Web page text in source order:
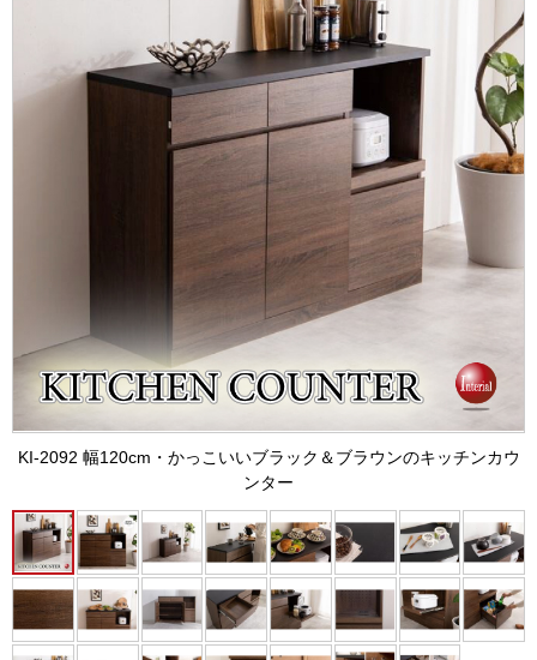
KI-2092 幅120cm・かっこいいブラック＆ブラウンのキッチンカウ
ンター